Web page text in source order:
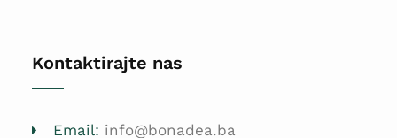
Kontaktirajte nas
Email: info@bonadea.ba